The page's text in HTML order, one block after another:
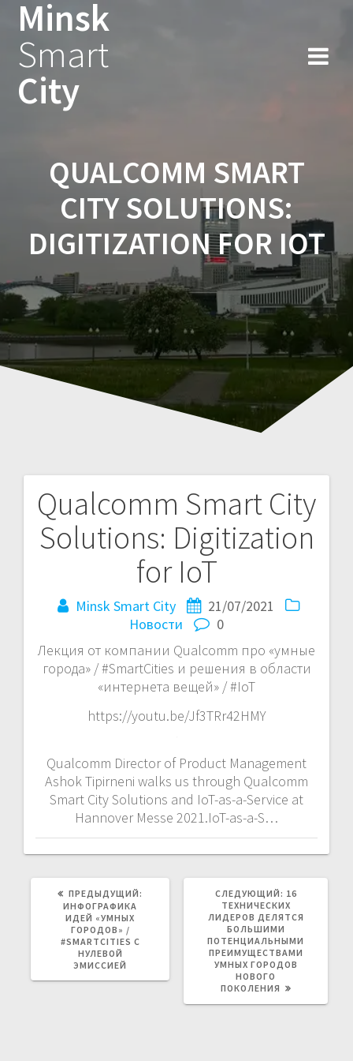
Minsk
Smart
City
QUALCOMM SMART
CITY SOLUTIONS:
DIGITIZATION FOR IOT
Qualcomm Smart City
Solutions: Digitization
for IoT
Minsk Smart City
21/07/2021
Новости
0
Лекция от компании Qualcomm про «умные
города» / #SmartCities и решения в области
«интернета вещей» / #IoT
https://youtu.be/Jf3TRr42HMY
Qualcomm Director of Product Management
Ashok Tipirneni walks us through Qualcomm
Smart City Solutions and IoT-as-a-Service at
Hannover Messe 2021.IoT-as-a-S…
Навигация
по
ПРЕДЫДУЩИЙ:
ИНФОГРАФИКА
ИДЕЙ «УМНЫХ
ГОРОДОВ» /
#SMARTCITIES С
НУЛЕВОЙ
ЭМИССИЕЙ
СЛЕДУЮЩИЙ: СЛЕДУЮЩАЯ
ЗАПИСЬ:
16
ТЕХНИЧЕСКИХ
ЛИДЕРОВ ДЕЛЯТСЯ
БОЛЬШИМИ
ПОТЕНЦИАЛЬНЫМИ
ПРЕИМУЩЕСТВАМИ
УМНЫХ ГОРОДОВ
НОВОГО
ПОКОЛЕНИЯ